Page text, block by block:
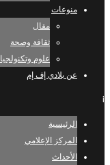
منوعات
مقال
ثقافة وصحة
علوم وتكنولجيا
عن بلادي إف إم
i
الرئيسية
المركز الإعلامي
الأحداث